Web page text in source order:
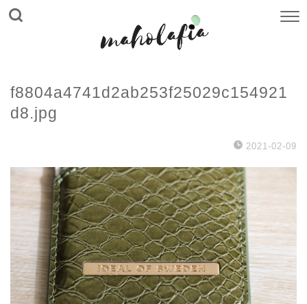
f8804a4741d2ab253f25029c154921
d8.jpg
2021-02-09